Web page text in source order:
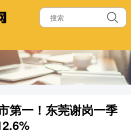
第一！东莞谢岗一季